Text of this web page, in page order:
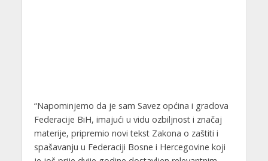
“Napominjemo da je sam Savez općina i gradova
Federacije BiH, imajući u vidu ozbiljnost i značaj
materije, pripremio novi tekst Zakona o zaštiti i
spašavanju u Federaciji Bosne i Hercegovine koji